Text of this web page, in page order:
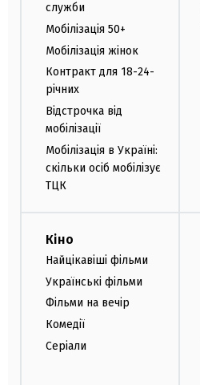
служби
Мобілізація 50+
Мобілізація жінок
Контракт для 18-24-
річних
Відстрочка від
мобілізації
Мобілізація в Україні:
скільки осіб мобілізує
ТЦК
Кіно
Найцікавіші фільми
Українські фільми
Фільми на вечір
Комедії
Серіали